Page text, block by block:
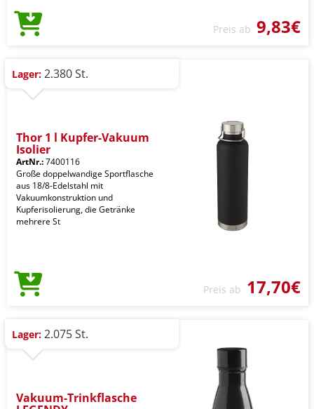
Preis ab 9,83€
Lager: 2.380 St.
Thor 1 l Kupfer-Vakuum
Isolier
ArtNr.:7400116
Große doppelwandige Sportflasche
aus 18/8-Edelstahl mit
Vakuumkonstruktion und
Kupferisolierung, die Getränke
mehrere St
Preis ab 17,70€
Lager: 2.075 St.
Vakuum-Trinkflasche